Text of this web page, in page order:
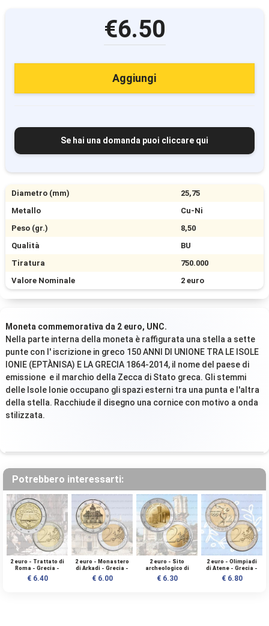
€6.50
Aggiungi
Se hai una domanda puoi cliccare qui
Diametro (mm)
25,75
Metallo
Cu-Ni
Peso (gr.)
8,50
Qualità
BU
Tiratura
750.000
Valore Nominale
2 euro
Moneta commemorativa da 2 euro, UNC.
Nella parte interna della moneta è raffigurata una stella a sette
punte con l' iscrizione in greco 150 ANNI DI UNIONE TRA LE ISOLE
IONIE (EPTÀNISA) E LA GRECIA 1864-2014, il nome del paese di
emissione e il marchio della Zecca di Stato greca. Gli stemmi
delle Isole Ionie occupano gli spazi esterni tra una punta e l'altra
della stella. Racchiude il disegno una cornice con motivo a onda
stilizzata.
Potrebbero interessarti:
2 euro - Trattato di
Roma - Grecia -
2007 - UNC
€ 6.40
2 euro - Monastero
di Arkadi - Grecia -
2016 - UNC
€ 6.00
2 euro - Sito
archeologico di
Filippi - Grecia -
2017 - UNC
€ 6.30
2 euro - Olimpiadi
di Atene - Grecia -
2004 - UNC
€ 6.80